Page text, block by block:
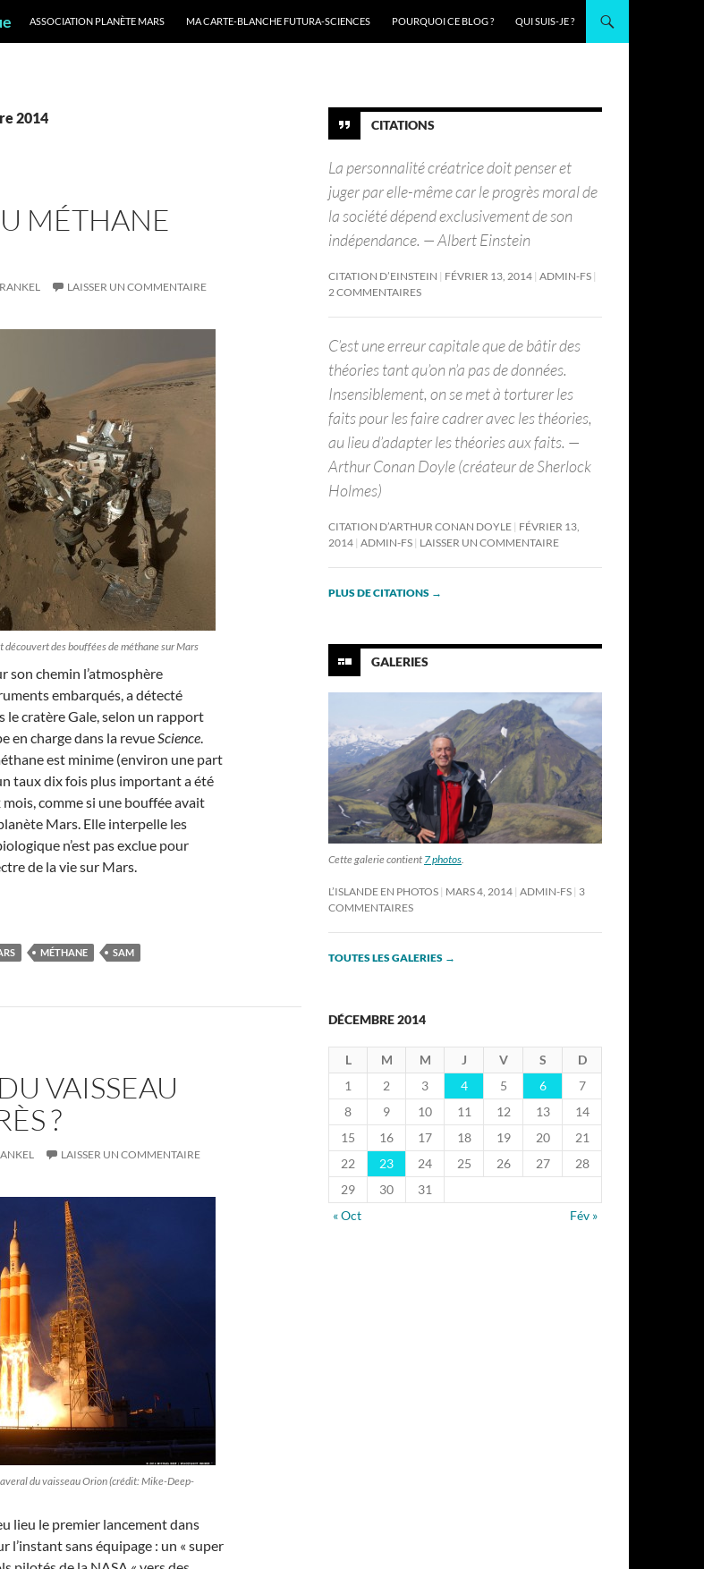
ASSOCIATION PLANÈTE MARS
MA CARTE-BLANCHE FUTURA-SCIENCES POURQUOI CE BLOG ? QUI SUIS-JE ?
2014
MÉTHANE
LAISSER UN COMMENTAIRE
découvert des bouffées de méthane sur Mars
son chemin l’atmosphère
embarqués, a détecté
le cratère Gale, selon un rapport
en charge dans la revueScience.
est minime (environ une part
taux dix fois plus important a été
comme si une bouffée avait
Mars. Elle interpelle les
n’est pas exclue pour
de la vie sur Mars.
du méthane sur Mars
MÉTHANE SAM
VAISSEAU
?
LAISSER UN COMMENTAIRE
du vaisseau Orion (crédit: Mike-Deep-
lieu le premier lancement dans
l’instant sans équipage : un « super
CITATIONS
La personnalité créatrice doit penser et
juger par elle-même car le progrès moral de
la société dépend exclusivement de son
indépendance. — Albert Einstein
CITATION D’EINSTEIN FÉVRIER 13, 2014 ADMIN-FS
2 COMMENTAIRES
C’est une erreur capitale que de bâtir des
théories tant qu’on n’a pas de données.
Insensiblement, on se met à torturer les
faits pour les faire cadrer avec les théories,
au lieu d’adapter les théories aux faits. —
Arthur Conan Doyle (créateur de Sherlock
Holmes)
CITATION D’ARTHUR CONAN DOYLE FÉVRIER 13,
2014 ADMIN-FS LAISSER UN COMMENTAIRE
PLUS DE CITATIONS →
GALERIES
Cette galerie contient 7 photos.
L’ISLANDE EN PHOTOS MARS 4, 2014 ADMIN-FS 3
COMMENTAIRES
TOUTES LES GALERIES →
DÉCEMBRE 2014
L M M J V S
D
1
2 3 4 5 6
7
8
9 10 11 12 13
14
15
16 17 18 19 20
21
22
23 24 25 26 27
28
29
30
31
« Oct
Fév »